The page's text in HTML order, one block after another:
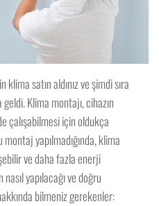
klima satın aldınız ve şimdi sıra
Klima montajı, cihazın
çalışabilmesi için oldukça
yapılmadığında, klima
ve daha fazla enerji
yapılacağı ve doğru
bilmeniz gerekenler: